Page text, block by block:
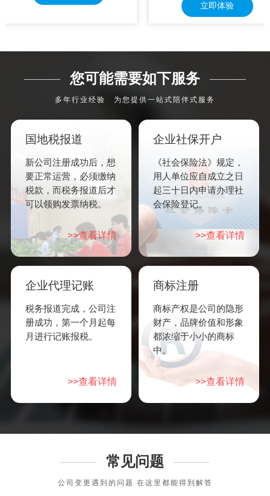
立即体验
您可能需要如下服务
多年行业经验 为您提供一站式陪伴式服务
国地税报道
新公司注册成功后，想
要正常运营，必须缴纳
税款，而税务报道后才
可以领购发票纳税。
>>查看详情
企业社保开户
《社会保险法》规定，
用人单位应自成立之日
起三十日内申请办理社
会保险登记。
>>查看详情
企业代理记账
税务报道完成，公司注
册成功，第一个月起每
月进行记账报税。
>>查看详情
商标注册
商标产权是公司的隐形
财产，品牌价值和形象
都浓缩于小小的商标
中。
>>查看详情
常见问题
公司变更遇到的问题 在这里都能得到解答